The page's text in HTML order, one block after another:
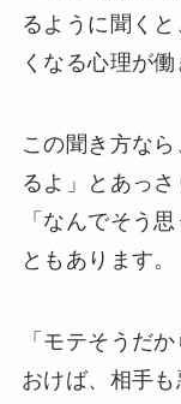
るように聞く
くなる心理が働
この聞き方な
るよ」とあっ
「なんでそう
ともあります。
「モテそうだ
おけば、相手